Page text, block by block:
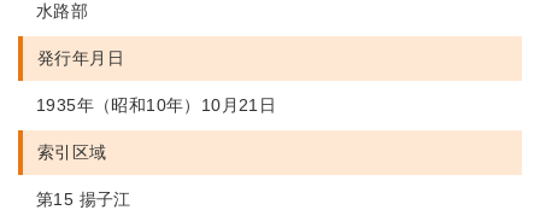
水路部
発行年月日
1935年（昭和10年）10月21日
索引区域
第15 揚子江